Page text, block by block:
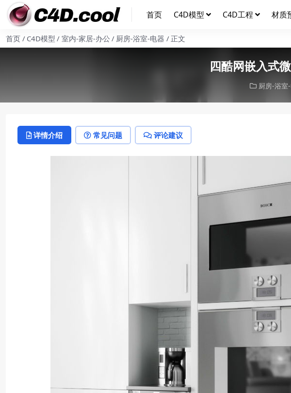
首页 C4D模型 C4D工程 材质
首页 C4D模型 室内-家居-办公 厨房-浴室-电器 正文
四酷网嵌入式
厨房-浴室
详情介绍 常见问题 评论建议